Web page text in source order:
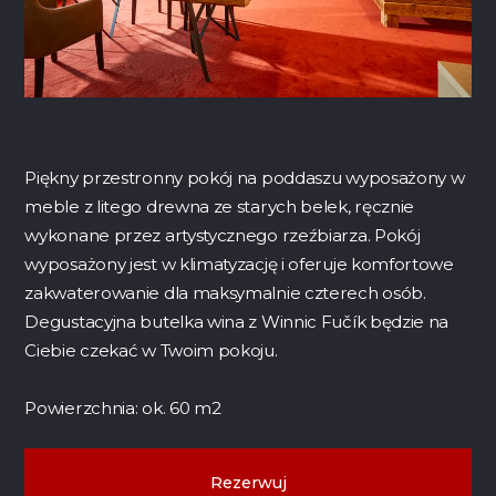
Piękny przestronny pokój na poddaszu wyposażony w
meble z litego drewna ze starych belek, ręcznie
wykonane przez artystycznego rzeźbiarza. Pokój
wyposażony jest w klimatyzację i oferuje komfortowe
zakwaterowanie dla maksymalnie czterech osób.
Degustacyjna butelka wina z Winnic Fučík będzie na
Ciebie czekać w Twoim pokoju.
Powierzchnia: ok. 60 m2
Rezerwuj